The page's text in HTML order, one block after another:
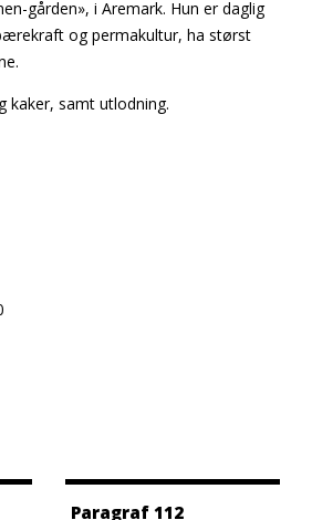
gården», i Aremark. Hun er daglig
og permakultur, ha størst
kaker, samt utlodning.
Paragraf 112